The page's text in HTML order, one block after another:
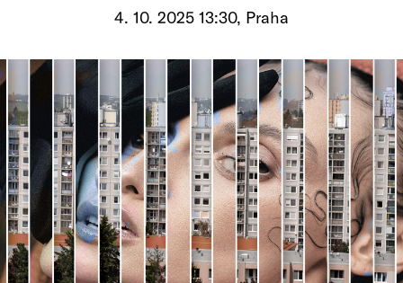
Vše o ČT
4. 10. 2025 13:30, Praha